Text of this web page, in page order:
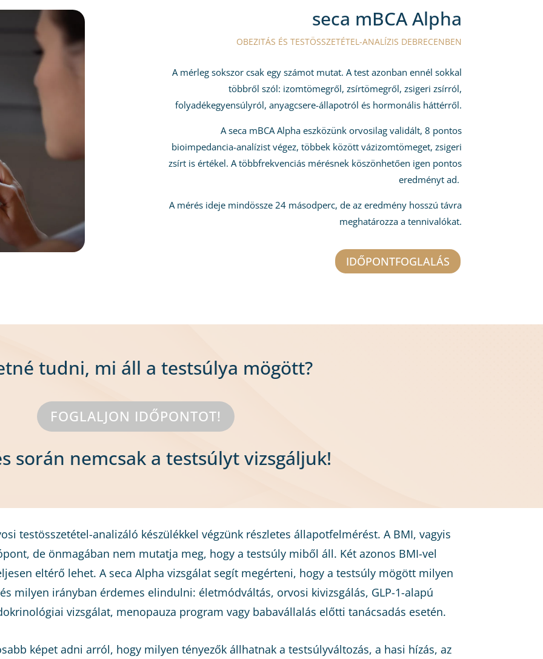
seca mBCA Alpha
OBEZITÁS ÉS TESTÖSSZETÉTEL-ANALÍZIS DEBRECENBEN
A mérleg sokszor csak egy számot mutat. A test azonban ennél sokkal
többről szól: izomtömegről, zsírtömegről, zsigeri zsírról,
folyadékegyensúlyról, anyagcsere-állapotról és hormonális háttérről.
A seca mBCA Alpha eszközünk orvosilag validált, 8 pontos
bioimpedancia-analízist végez, többek között vázizomtömeget, zsigeri
zsírt is értékel. A többfrekvenciás mérésnek köszönhetően igen pontos
eredményt ad.
A mérés ideje mindössze 24 másodperc, de az eredmény hosszú távra
meghatározza a tennivalókat.
IDŐPONTFOGLALÁS
tudni, mi áll a testsúlya mögött?
FOGLALJON IDŐPONTOT!
során nemcsak a testsúlyt vizsgáljuk!
testösszetétel-analizáló készülékkel végzünk részletes állapotfelmérést. A BMI, vagyis
de önmagában nem mutatja meg, hogy a testsúly miből áll. Két azonos BMI-vel
eltérő lehet. A seca Alpha vizsgálat segít megérteni, hogy a testsúly mögött milyen
milyen irányban érdemes elindulni: életmódváltás, orvosi kivizsgálás, GLP-1-alapú
vizsgálat, menopauza program vagy babavállalás előtti tanácsadás esetén.
képet adni arról, hogy milyen tényezők állhatnak a testsúlyváltozás, a hasi hízás, az